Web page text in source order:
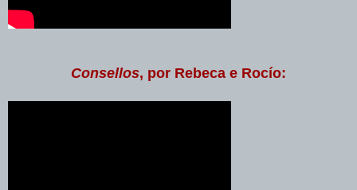
Consellos, por Rebeca e Rocío: